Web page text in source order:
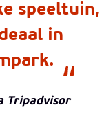
speeltuin,
in
Tripadvisor